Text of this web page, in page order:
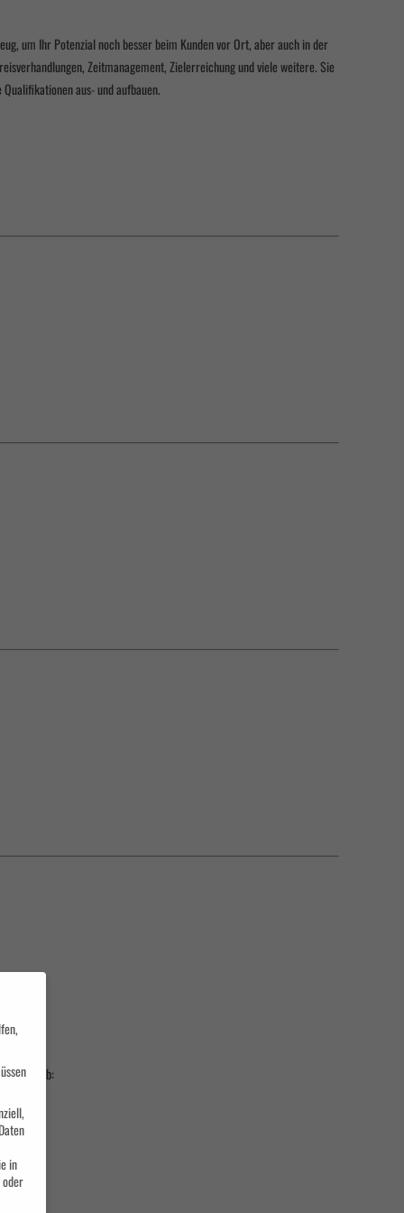
um Ihr Potenzial noch besser beim Kunden vor Ort, aber auch in der
Zeitmanagement, Zielerreichung und viele weitere. Sie
aus- und aufbauen.
ab:
in